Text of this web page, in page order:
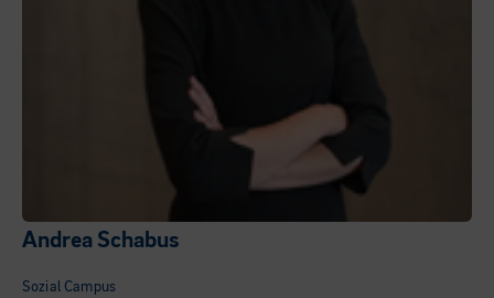
Andrea Schabus
Sozial Campus